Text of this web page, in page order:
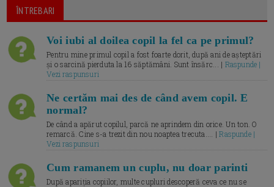
ÎNTREBARI
Voi iubi al doilea copil la fel ca pe primul?
Pentru mine primul copil a fost foarte dorit, după ani de așteptări
și o sarcină pierduta la 16 săptămâni. Sunt însărc... | Raspunde |
Vezi raspunsuri
Ne certăm mai des de când avem copil. E
normal?
De când a apărut copilul, parcă ne aprindem din orice. Un ton. O
remarcă. Cine s-a trezit din nou noaptea trecuta.... |Raspunde |
Vezi raspunsuri
Cum ramanem un cuplu, nu doar parinti
După apariția copiilor, multe cupluri descoperă ceva ce nu se